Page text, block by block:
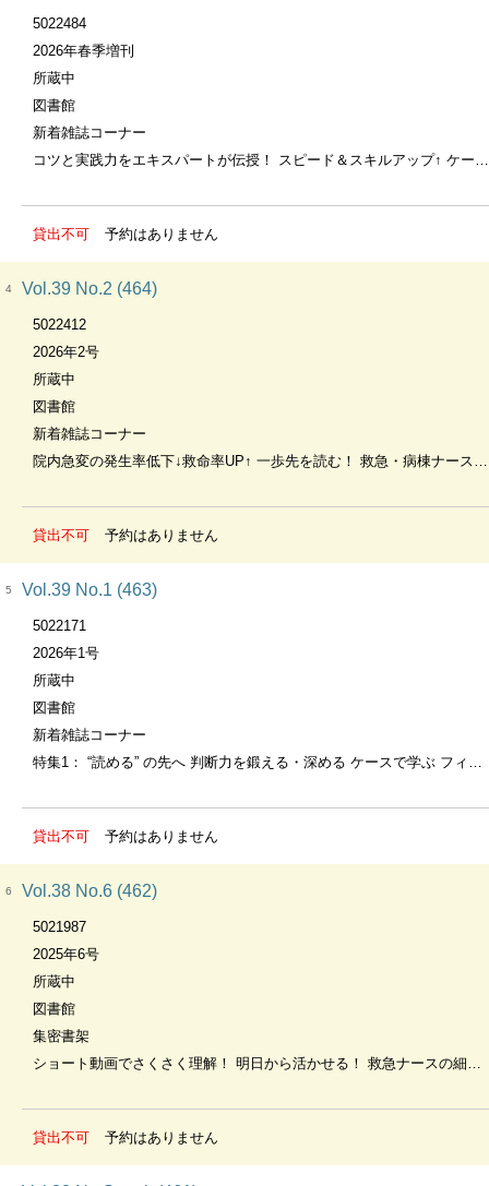
5022484
2026年春季増刊
所蔵中
図書館
新着雑誌コーナー
コツと実践力をエキスパートが伝授！ スピード＆スキルアップ↑ ケースで学ぶ 救急・ICUの看護記録
貸出不可 予約はありません
4 Vol.39 No.2 (464)
5022412
2026年2号
所蔵中
図書館
新着雑誌コーナー
院内急変の発生率低下↓救命率UP↑ 一歩先を読む！ 救急・病棟ナースの急変対応
貸出不可 予約はありません
5 Vol.39 No.1 (463)
5022171
2026年1号
所蔵中
図書館
新着雑誌コーナー
特集1： “読める” の先へ 判断力を鍛える・深める ケースで学ぶ フィジカルアセスメント×心電図, 特集2： 搬送前～搬送中～搬送後の流れ＆救急ナースの動きが見える 転院搬送 つなぐケアマニュアル
貸出不可 予約はありません
6 Vol.38 No.6 (462)
5021987
2025年6号
所蔵中
図書館
集密書架
ショート動画でさくさく理解！ 明日から活かせる！ 救急ナースの細か手技～勉強会でも使える～
貸出不可 予約はありません